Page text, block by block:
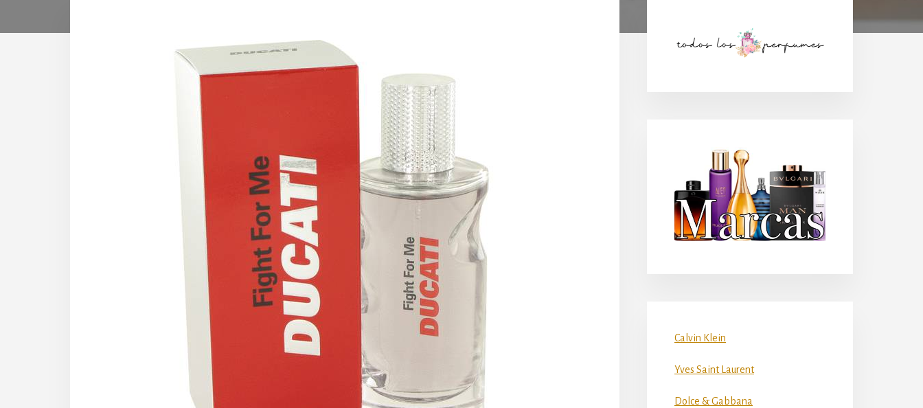
lateral
Calvin Klein
Yves Saint Laurent
Dolce & Gabbana